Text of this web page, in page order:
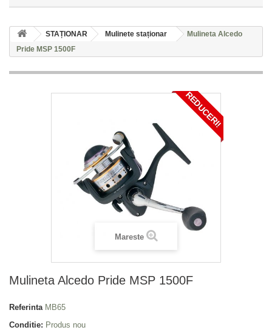
STAȚIONAR Mulinete staționar
Mulineta Alcedo
Pride MSP 1500F
REDUCERI!
Mareste
Mulineta Alcedo Pride MSP 1500F
Referinta MB65
Conditie: Produs nou